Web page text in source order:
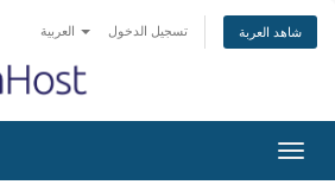
تسجيل الدخول شاهد العربة
تبديل
التنقل